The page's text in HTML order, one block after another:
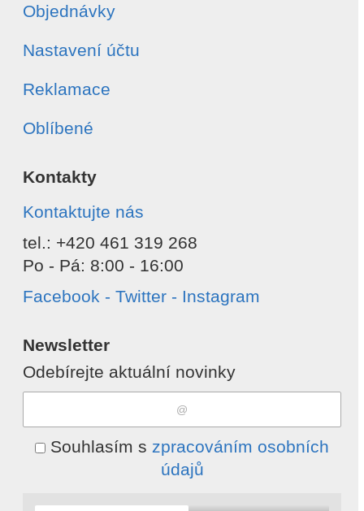
Objednávky
Nastavení účtu
Reklamace
Oblíbené
Kontakty
Kontaktujte nás
tel.: +420 461 319 268
Po - Pá: 8:00 - 16:00
Facebook - Twitter - Instagram
Newsletter
Odebírejte aktuální novinky
Souhlasím s zpracováním osobních
údajů